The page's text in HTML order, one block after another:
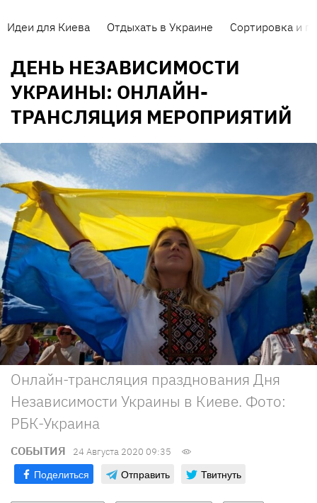
Идеи для Киева Отдыхать в Украине Сортировка и
ДЕНЬ НЕЗАВИСИМОСТИ
УКРАИНЫ: ОНЛАЙН-
ТРАНСЛЯЦИЯ МЕРОПРИЯТИЙ
Онлайн-трансляция празднования Дня
Независимости Украины в Киеве. Фото:
РБК-Украина
СОБЫТИЯ 24 Августа 2020 09:35
Поделиться Отправить Твитнуть